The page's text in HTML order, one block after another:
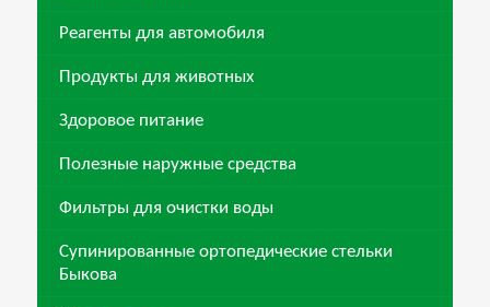
Реагенты для автомобиля
Продукты для животных
Здоровое питание
Полезные наружные средства
Фильтры для очистки воды
Супинированные ортопедические стельки
Быкова